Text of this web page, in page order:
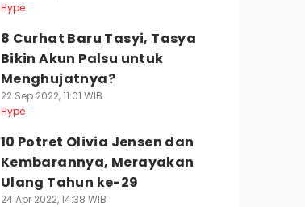
Hype
8 Curhat Baru Tasyi, Tasya
Bikin Akun Palsu untuk
Menghujatnya?
22 Sep 2022, 11:01 WIB
Hype
10 Potret Olivia Jensen dan
Kembarannya, Merayakan
Ulang Tahun ke-29
24 Apr 2022, 14:38 WIB